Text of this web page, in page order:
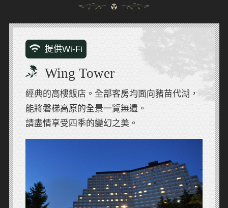
提供Wi-Fi
Wing Tower
經典的高樓飯店。全部客房均面向豬苗代湖，
能將磐梯高原的全景一覽無遺。
請盡情享受四季的變幻之美。